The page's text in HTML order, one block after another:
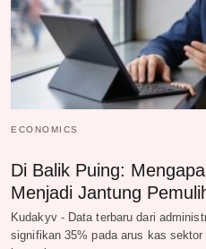
ECONOMICS
Di Balik Puing:
Menjadi Jantung
Kudakyv - Data terbaru dari
signifikan 35% pada arus kas